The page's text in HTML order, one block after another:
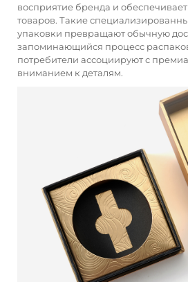
восприятие бренда и
товаров. Такие
упаковки превращают обычную
запоминающийся процесс
потребители ассоциируют с
вниманием к деталям.